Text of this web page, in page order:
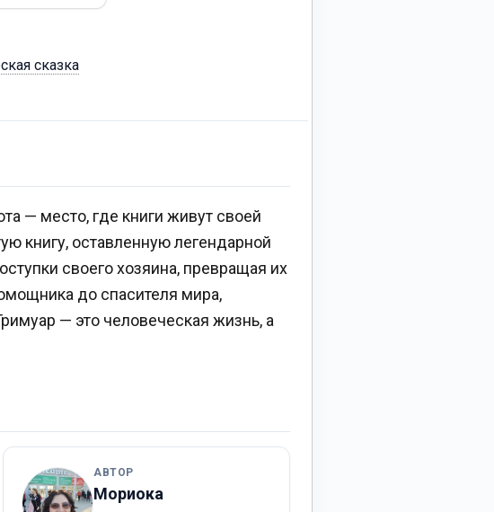
сказка
— место, где книги живут своей
книгу, оставленную легендарной
своего хозяина, превращая их
до спасителя мира,
— это человеческая жизнь, а
АВТОР
Мориока